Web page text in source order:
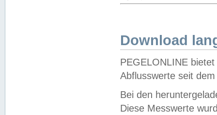
Download
PEGELONLINE
Abflusswerte seit
Bei den
Diese Messwerte